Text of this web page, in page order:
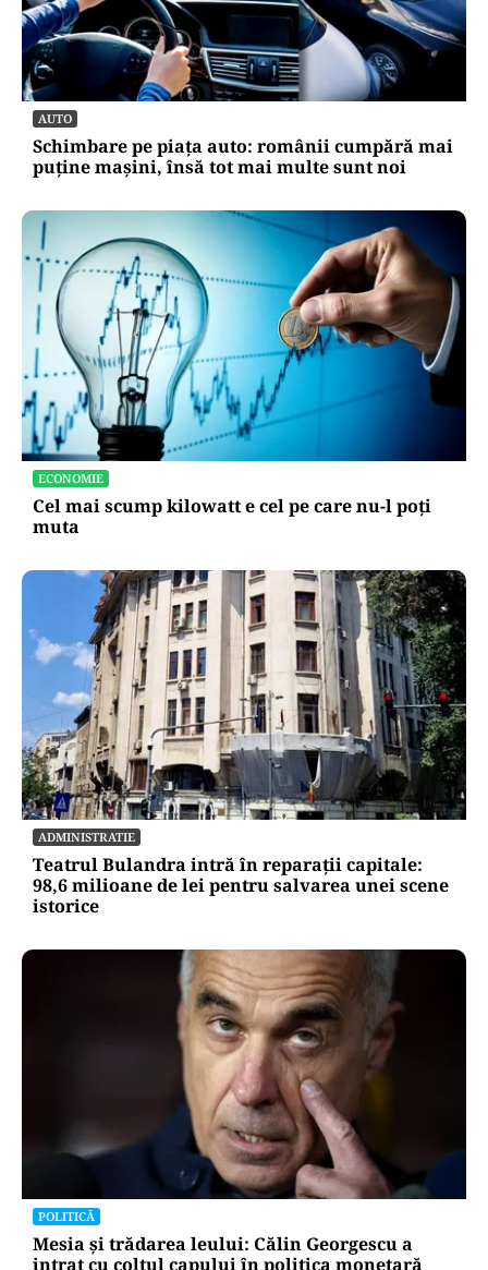
SĂNĂTATE
Cât costă să-ți salvezi câinele sau pisica în
România
AUTO
Schimbare pe piața auto: românii cumpără mai
puține mașini, însă tot mai multe sunt noi
ECONOMIE
Cel mai scump kilowatt e cel pe care nu-l poți
muta
ADMINISTRATIE
Teatrul Bulandra intră în reparații capitale:
98,6 milioane de lei pentru salvarea unei scene
istorice